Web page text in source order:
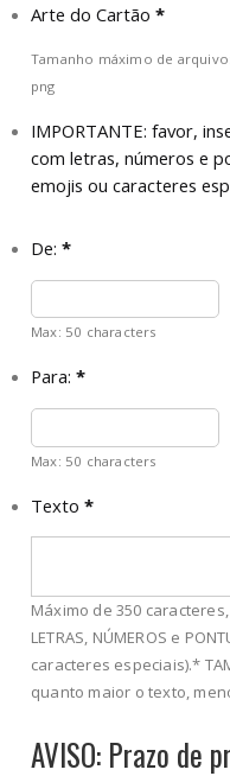
Arte do Cartão *
Tamanho máximo de
png
IMPORTANTE: favor,
com letras, números e
emojis ou caracteres
De: *
Max: 50 characters
Para: *
Max: 50 characters
Texto *
Máximo de 350
LETRAS, NÚMEROS e
caracteres especiais).*
quanto maior o texto,
AVISO: Prazo de